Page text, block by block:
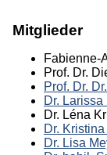
Mitglieder
Fabienne-
Prof. Dr.
Prof. Dr.
Dr.
Dr. Léna
Dr.
Dr. Lisa